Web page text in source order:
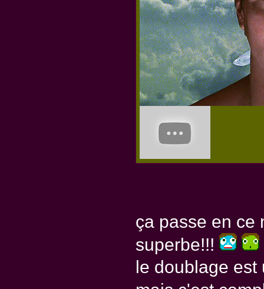
ça passe en ce
superbe!!!
le doublage est